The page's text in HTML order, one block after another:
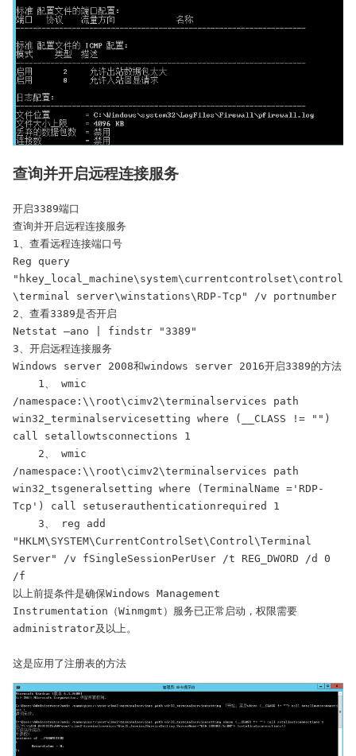
查询并开启远程连接服务
开启3389端口
查询并开启远程连接服务
1、查看远程连接端口号
Reg query
"hkey_local_machine\system\currentcontrolset\control
\terminal server\winstations\RDP-Tcp" /v portnumber
2、查看3389是否开启
Netstat –ano | findstr "3389"
3、开启远程连接服务
Windows server 2008和windows server 2016开启3389的方法
/namespace:\\root\cimv2\terminalservices path
win32_terminalservicesetting where (__CLASS != "")
call setallowtsconnections 1
/namespace:\\root\cimv2\terminalservices path
win32_tsgeneralsetting where (TerminalName ='RDP-
Tcp') call setuserauthenticationrequired 1
"HKLM\SYSTEM\CurrentControlSet\Control\Terminal
Server" /v fSingleSessionPerUser /t REG_DWORD /d 0
/f
以上前提条件是确保Windows Management
Instrumentation（Winmgmt）服务已正常启动，权限需要
administrator及以上。
这是应用了注册表的方法